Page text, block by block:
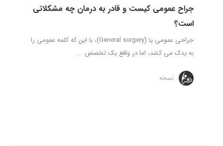
جراح عمومی کیست و قادر به درمان چه مشکلاتی
است؟
جراحی عمومی یا (General surgery)، با این که کلمه عمومی را
به یدک می کشد، اما در واقع یک تخصص ...
نسخه